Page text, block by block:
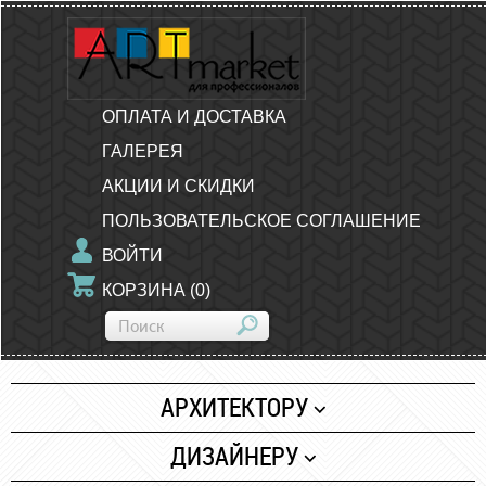
ОПЛАТА И ДОСТАВКА
ГАЛЕРЕЯ
АКЦИИ И СКИДКИ
ПОЛЬЗОВАТЕЛЬСКОЕ СОГЛАШЕНИЕ
ВОЙТИ
КОРЗИНА (0)
АРХИТЕКТОРУ
Бумага
ДИЗАЙНЕРУ